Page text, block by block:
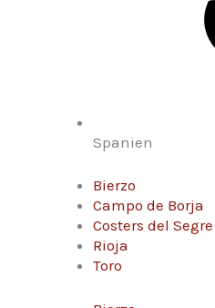
Spanien
Bierzo
Campo de Borja
Costers del Segre
Rioja
Toro